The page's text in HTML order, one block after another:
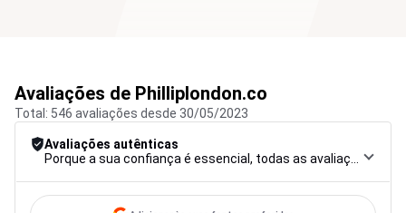
Avaliações de Philliplondon.co
Total: 546 avaliações desde 30/05/2023
Avaliações autênticas